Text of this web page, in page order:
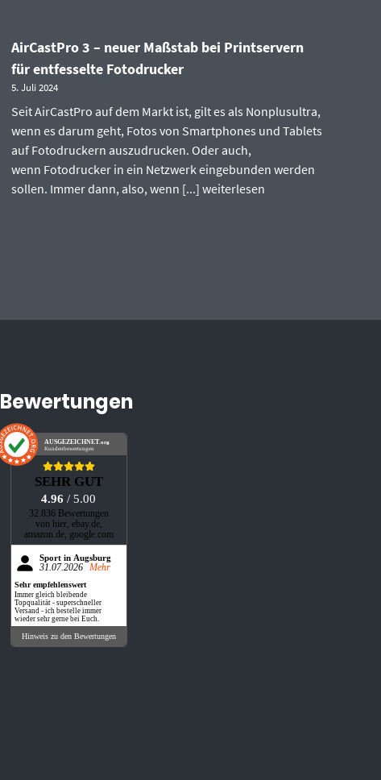
AirCastPro 3 – neuer Maßstab bei Printservern
für entfesselte Fotodrucker
5. Juli 2024
Seit AirCastPro auf dem Markt ist, gilt es als Nonplusultra,
wenn es darum geht, Fotos von Smartphones und Tablets
auf Fotodruckern auszudrucken. Oder auch,
wenn Fotodrucker in ein Netzwerk eingebunden werden
sollen. Immer dann, also, wenn [...]weiterlesen
Bewertungen
AUSGEZEICHNET.org
Kundenbewertungen
SEHR GUT
4.96/ 5.00
32.836 Bewertungen
von hier, ebay.de,
amazon.de, google.com
Sport in Augsburg
31.07.2026 Mehr
Sehr empfehlenswert
Immer gleich bleibende
Topqualität - superschneller
Versand - ich bestelle immer
wieder sehr gerne bei Euch.
Hinweis zu den Bewertungen